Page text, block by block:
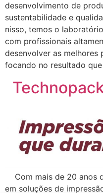
desenvolvimento de
sustentabilidade e
nisso, temos o
com profissionais
desenvolver as melhores
focando no resultado
Com mais de 20 anos
em soluções de